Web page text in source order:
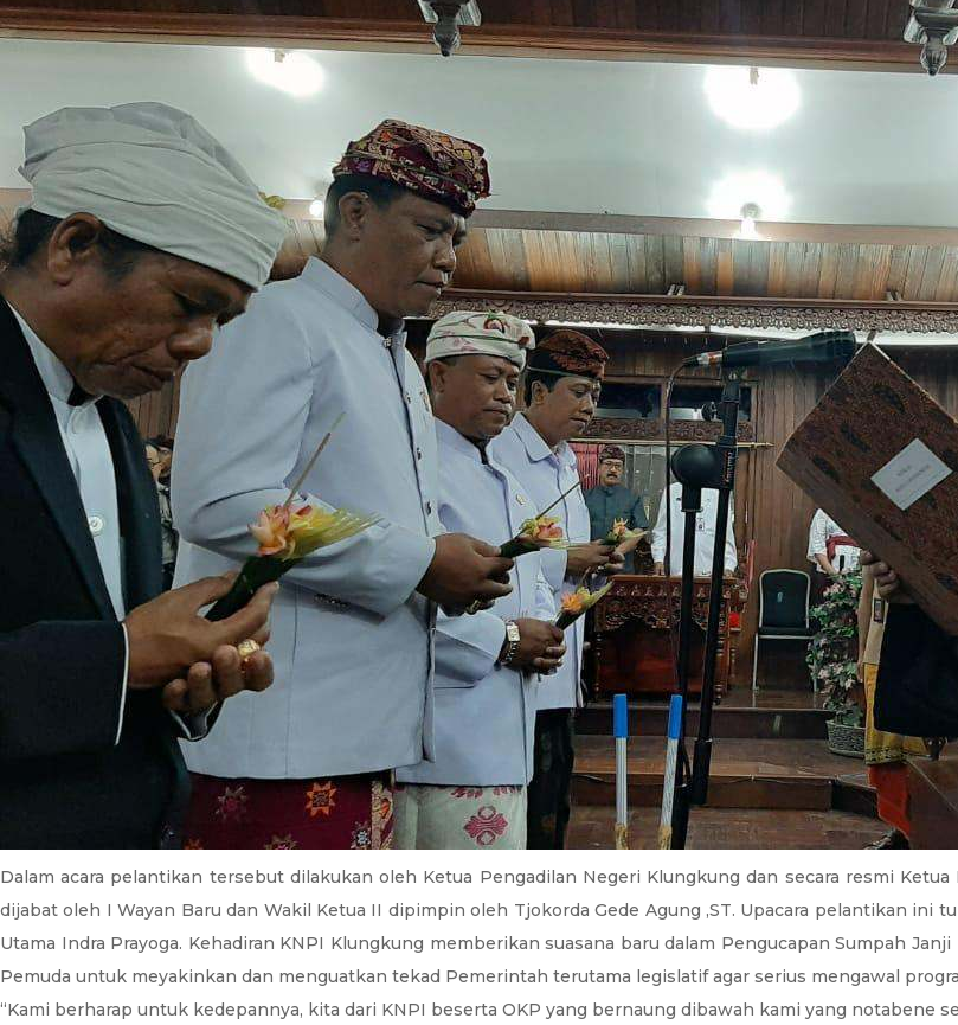
Dalam acara pelantikan tersebut dilakukan oleh Ketua Pengadilan Negeri Klungkung dan secara resmi
dijabat oleh I Wayan Baru dan Wakil Ketua II dipimpin oleh Tjokorda Gede Agung ,ST. Upacara pelantikan ini
Utama Indra Prayoga. Kehadiran KNPI Klungkung memberikan suasana baru dalam Pengucapan Sumpah
Pemuda untuk meyakinkan dan menguatkan tekad Pemerintah terutama legislatif agar serius mengawal
“Kami berharap untuk kedepannya, kita dari KNPI beserta OKP yang bernaung dibawah kami yang notabene